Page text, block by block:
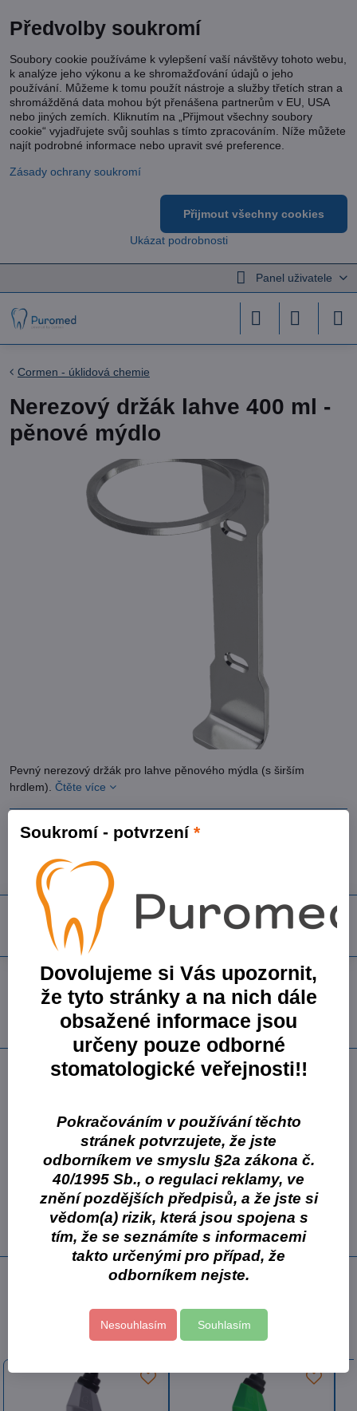
Panel uživatele
Cormen - úklidová chemie
Nerezový držák lahve 400 ml -
pěnové mýdlo
Pevný nerezový držák pro lahve pěnového mýdla (s širším
hrdlem). Čtěte více
Skladem
487,63 Kč
403 Kčbez DPH
Do košíku
Přidat k Oblíbeným Dotaz k produktu Doručení
Skladové číslo:ZSK07000198
Cormen s.r.o.
Vám pomůže umístit láhev tak, aby nepřekážela při úklidu
umyvadla a zároveň tvořila zajímavý designový doplněk koupelny i
hotelového pokoje.​
Více z kategorie
Cormen s.r.o. Cormen - úklidová chemie
ISOLDA Zásobníky a dávkovače
Další oblíbené produkty
Předvolby soukromí
Soubory cookie používáme k vylepšení vaší návštěvy tohoto webu,
k analýze jeho výkonu a ke shromažďování údajů o jeho
používání. Můžeme k tomu použít nástroje a služby třetích stran a
shromážděná data mohou být přenášena partnerům v EU, USA
nebo jiných zemích. Kliknutím na „Přijmout všechny soubory
cookie“ vyjadřujete svůj souhlas s tímto zpracováním. Níže můžete
najít podrobné informace nebo upravit své preference.
Zásady ochrany soukromí
Ukázat podrobnosti
Přijmout všechny cookies
Soukromí - potvrzení *
Dovolujeme si Vás upozornit,
že tyto stránky a na nich dále
obsažené informace jsou
určeny pouze odborné
stomatologické veřejnosti!!
Pokračováním v používání těchto
stránek potvrzujete, že jste
odborníkem ve smyslu §2a zákona č.
40/1995 Sb., o regulaci reklamy, ve
znění pozdějších předpisů, a že jste si
vědom(a) rizik, která jsou spojena s
tím, že se seznámíte s informacemi
takto určenými pro případ, že
odborníkem nejste.
Nesouhlasím Souhlasím